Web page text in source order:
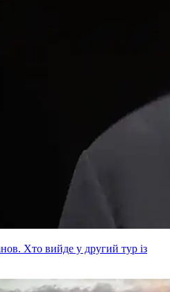
Хто вийде у другий тур із